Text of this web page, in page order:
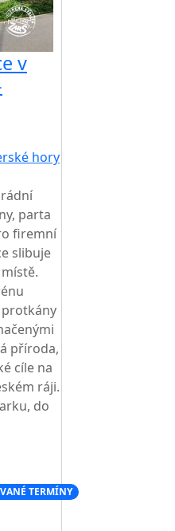
v
hory
parta
firemní
slibuje
protkány
příroda,
cíle na
ráji.
do
TERMÍNY